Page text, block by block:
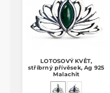
LOTOSOVÝ KVĚT,
stříbrný přívěsek, Ag 925
Malachit